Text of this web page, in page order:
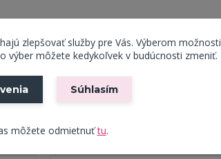
zlepšovať služby pre Vás. Výberom možnosti
výber môžete kedykoľvek v budúcnosti zmeniť.
Súhlasím
môžete odmietnuťtu.